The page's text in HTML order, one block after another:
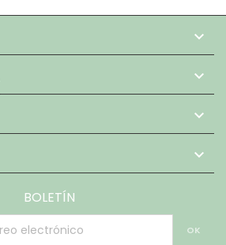




BOLETÍN